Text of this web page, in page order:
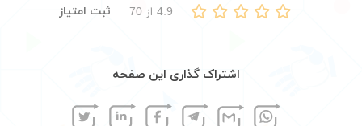
اشتراک گذاری این صفحه
4.9 از70 ثبت امتیاز...